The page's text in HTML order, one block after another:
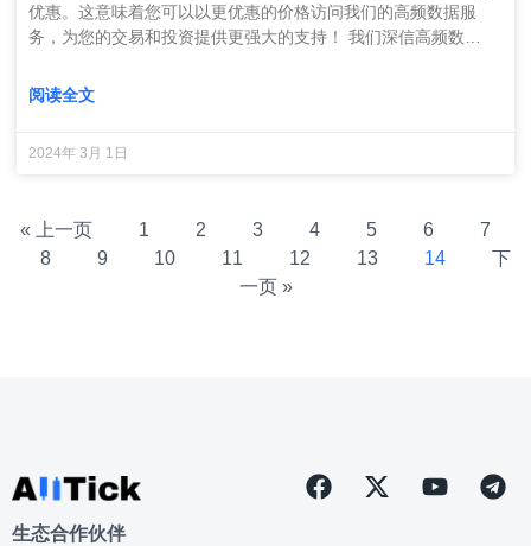
优惠。这意味着您可以以更优惠的价格访问我们的高频数据服
务，为您的交易和投资提供更强大的支持！ 我们深信高频数…
阅读全文
2024年 3月 1日
« 上一页 1 2 3 4 5 6
7
8
9 10 11 12 13 14
下
一页 »
生态合作伙伴